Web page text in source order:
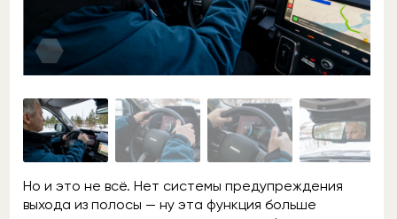
Но и это не всё. Нет системы предупреждения
выхода из полосы — ну эта функция больше